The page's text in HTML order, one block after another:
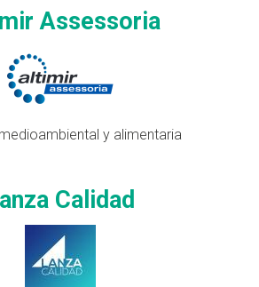
Assessoria
y alimentaria
Calidad